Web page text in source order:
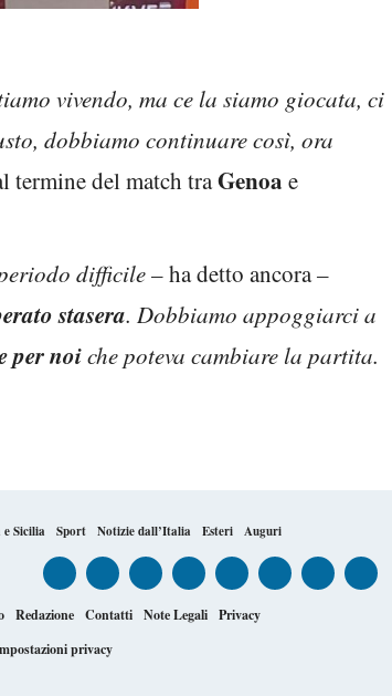
vivendo, ma ce la siamo giocata, ci
dobbiamo continuare così, ora
termine del match traGenoa e
difficile –ha detto ancora–
stasera. Dobbiamo appoggiarci a
per noiche poteva cambiare la partita.
Sicilia Sport Notizie dall’Italia Esteri Auguri
Redazione Contatti Note Legali Privacy
privacy